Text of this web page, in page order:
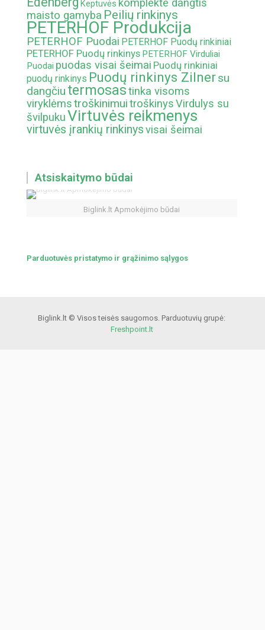
Keptuvės komplekte dangtis
maisto gamyba Peilių rinkinys
PETERHOF Produkcija
PETERHOF Puodai PETERHOF Puodų rinkiniai
PETERHOF Puodų rinkinys PETERHOF Virduliai
Puodai puodas visai šeimai Puodų rinkiniai
puodų rinkinys Puodų rinkinys Zilnersu
dangčiu termosastinka visoms
viryklėmstroškinimuitroškinysVirdulys su
švilpukuVirtuvės reikmenys
virtuvės įrankių rinkinysvisai šeimai
Atsiskaitymo būdai
Biglink.lt Apmokėjimo būdai
Parduotuvės pristatymo ir grąžinimo sąlygos
Biglink.lt © Visos teisės saugomos. Parduotuvių grupė:
Freshpoint.lt